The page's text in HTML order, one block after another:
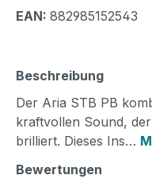
EAN: 882985152543
Beschreibung
Der Aria STB PB
kraftvollen Sound,
brilliert. Dieses Ins…
Bewertungen